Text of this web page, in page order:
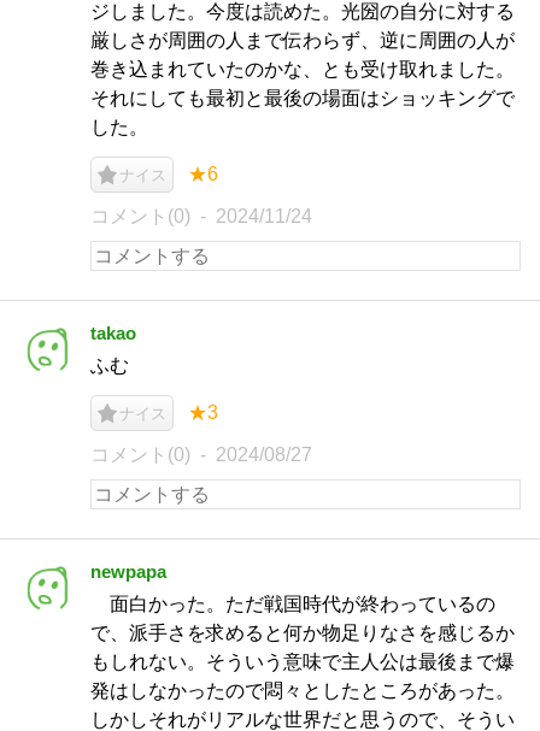
ジしました。今度は読めた。光圀の自分に対する
厳しさが周囲の人まで伝わらず、逆に周囲の人が
巻き込まれていたのかな、とも受け取れました。
それにしても最初と最後の場面はショッキングで
した。
ナイス ★6
コメント(0) 2024/11/24
takao
ふむ
ナイス ★3
コメント(0) 2024/08/27
newpapa
面白かった。ただ戦国時代が終わっているの
で、派手さを求めると何か物足りなさを感じるか
もしれない。そういう意味で主人公は最後まで爆
発はしなかったので悶々としたところがあった。
しかしそれがリアルな世界だと思うので、そうい